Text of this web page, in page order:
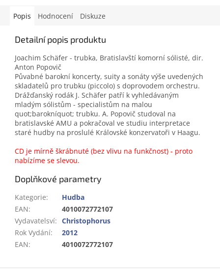
Popis Hodnocení Diskuze
Detailní popis produktu
Joachim Schäfer - trubka, Bratislavští komorní sólisté, dir.
Anton Popovič
Půvabné barokní koncerty, suity a sonáty výše uvedených
skladatelů pro trubku (piccolo) s doprovodem orchestru.
Drážďanský rodák J. Schäfer patří k vyhledávaným
mladým sólistům - specialistům na malou
quot;barokníquot; trubku. A. Popovič studoval na
bratislavské AMU a pokračoval ve studiu interpretace
staré hudby na proslulé Královské konzervatoři v Haagu.
CD je mírně škrábnuté (bez vlivu na funkčnost) - proto
nabízíme se slevou.
Doplňkové parametry
Kategorie:
Hudba
EAN:
4010072772107
Vydavatelsví: Christophorus
Rok Vydání:
2012
EAN: 4010072772107